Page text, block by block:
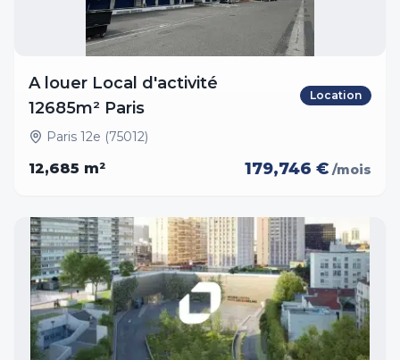
A louer Local d'activité
12685m² Paris
Location
Paris 12e (75012)
12,685 m² 179,746 € /mois